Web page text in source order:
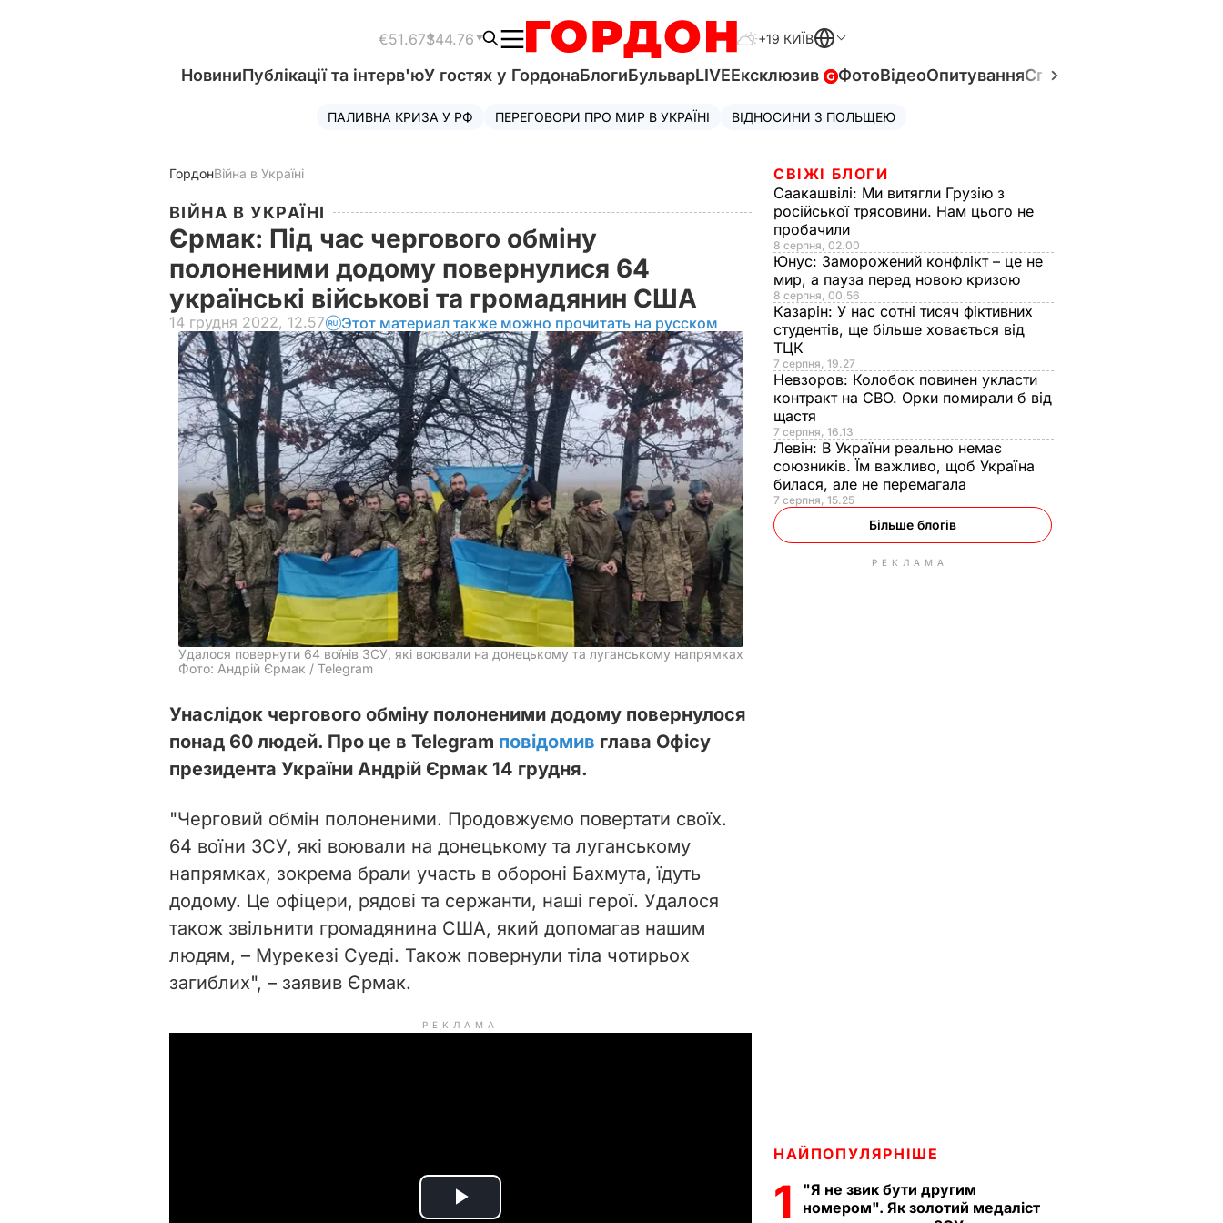
€51.67$44.76 +19 КИЇВ
НовиниПублікації та інтерв'юУ гостях у ГордонаБлогиБульварLIVEЕксклюзив ФотоВідеоОпитуванняСпецпроєкти
ПАЛИВНА КРИЗА У РФ ПЕРЕГОВОРИ ПРО МИР В УКРАЇНІ ВІДНОСИНИ З ПОЛЬЩЕЮ
ГордонВійна в Україні
ВІЙНА В УКРАЇНІ
Єрмак: Під час чергового обміну
полоненими додому повернулися 64
українські військові та громадянин США
14 грудня 2022, 12.57 Этот материал также можно прочитать на русском
Удалося повернути 64 воїнів ЗСУ, які воювали на донецькому та луганському напрямках
Фото: Андрій Єрмак / Telegram
Унаслідок чергового обміну полоненими додому повернулося
понад 60 людей. Про це в Telegram повідомив глава Офісу
президента України Андрій Єрмак 14 грудня.
"Черговий обмін полоненими. Продовжуємо повертати своїх.
64 воїни ЗСУ, які воювали на донецькому та луганському
напрямках, зокрема брали участь в обороні Бахмута, їдуть
додому. Це офіцери, рядові та сержанти, наші герої. Удалося
також звільнити громадянина США, який допомагав нашим
людям, – Мурекезі Суеді. Також повернули тіла чотирьох
загиблих", – заявив Єрмак.
РЕКЛАМА
СВІЖІ БЛОГИ
Саакашвілі: Ми витягли Грузію з
російської трясовини. Нам цього не
пробачили
8 серпня, 02.00
Юнус: Заморожений конфлікт – це не
мир, а пауза перед новою кризою
8 серпня, 00.56
Казарін: У нас сотні тисяч фіктивних
студентів, ще більше ховається від
ТЦК
7 серпня, 19.27
Невзоров: Колобок повинен укласти
контракт на СВО. Орки помирали б від
щастя
7 серпня, 16.13
Левін: В України реально немає
союзників. Їм важливо, щоб Україна
билася, але не перемагала
7 серпня, 15.25
Більше блогів
РЕКЛАМА
НАЙПОПУЛЯРНІШЕ
1
"Я не звик бути другим
номером". Як золотий медаліст